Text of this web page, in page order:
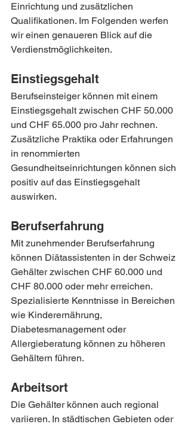
Einrichtung und zusätzlichen
Qualifikationen. Im Folgenden werfen
wir einen genaueren Blick auf die
Verdienstmöglichkeiten.
Einstiegsgehalt
Berufseinsteiger können mit einem
Einstiegsgehalt zwischen CHF 50.000
und CHF 65.000 pro Jahr rechnen.
Zusätzliche Praktika oder Erfahrungen
in renommierten
Gesundheitseinrichtungen können sich
positiv auf das Einstiegsgehalt
auswirken.
Berufserfahrung
Mit zunehmender Berufserfahrung
können Diätassistenten in der Schweiz
Gehälter zwischen CHF 60.000 und
CHF 80.000 oder mehr erreichen.
Spezialisierte Kenntnisse in Bereichen
wie Kinderernährung,
Diabetesmanagement oder
Allergieberatung können zu höheren
Gehältern führen.
Arbeitsort
Die Gehälter können auch regional
variieren. In städtischen Gebieten oder